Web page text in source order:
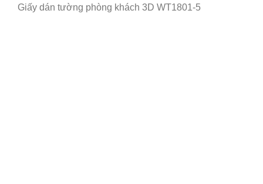
Giấy dán tường phòng khách 3D WT1801-5